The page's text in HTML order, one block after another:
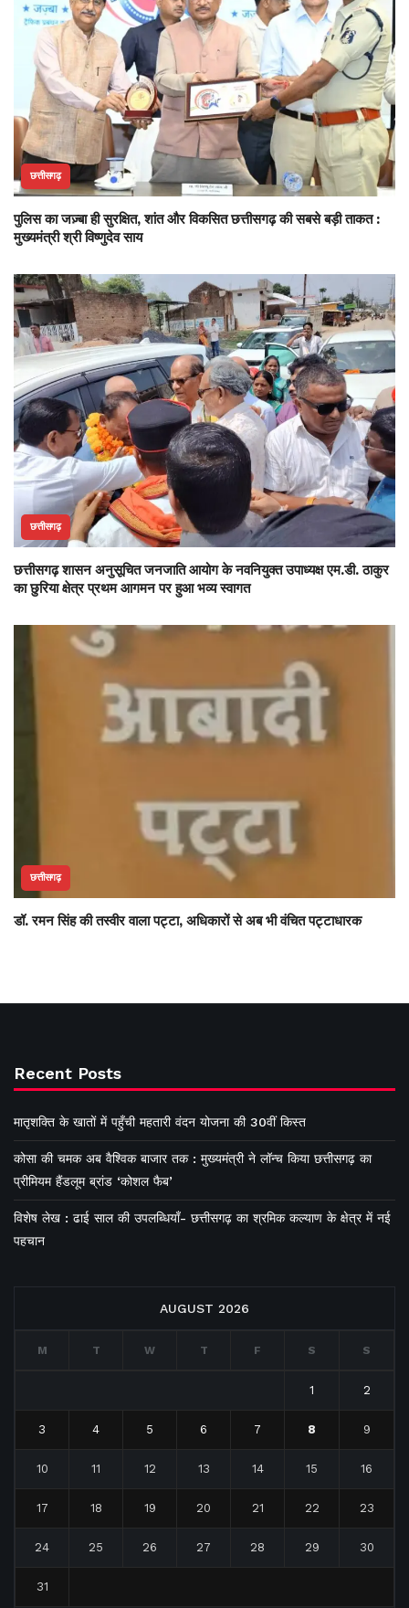
छत्तीसगढ़
पुलिस का जज़्बा ही सुरक्षित, शांत और विकसित छत्तीसगढ़ की सबसे बड़ी ताकत :
मुख्यमंत्री श्री विष्णुदेव साय
छत्तीसगढ़
छत्तीसगढ़ शासन अनुसूचित जनजाति आयोग के नवनियुक्त उपाध्यक्ष एम.डी. ठाकुर
का छुरिया क्षेत्र प्रथम आगमन पर हुआ भव्य स्वागत
छत्तीसगढ़
डॉ. रमन सिंह की तस्वीर वाला पट्टा, अधिकारों से अब भी वंचित पट्टाधारक
Recent Posts
मातृशक्ति के खातों में पहुँची महतारी वंदन योजना की 30वीं किस्त
कोसा की चमक अब वैश्विक बाजार तक : मुख्यमंत्री ने लॉन्च किया छत्तीसगढ़ का
प्रीमियम हैंडलूम ब्रांड ‘कोशल फैब’
विशेष लेख : ढाई साल की उपलब्धियाँ- छत्तीसगढ़ का श्रमिक कल्याण के क्षेत्र में नई
पहचान
AUGUST 2026
M T W T F S S
1 2
3 4 5 6 7 8 9
10 11 12 13 14 15 16
17 18 19 20 21 22 23
24 25 26 27 28 29 30
31